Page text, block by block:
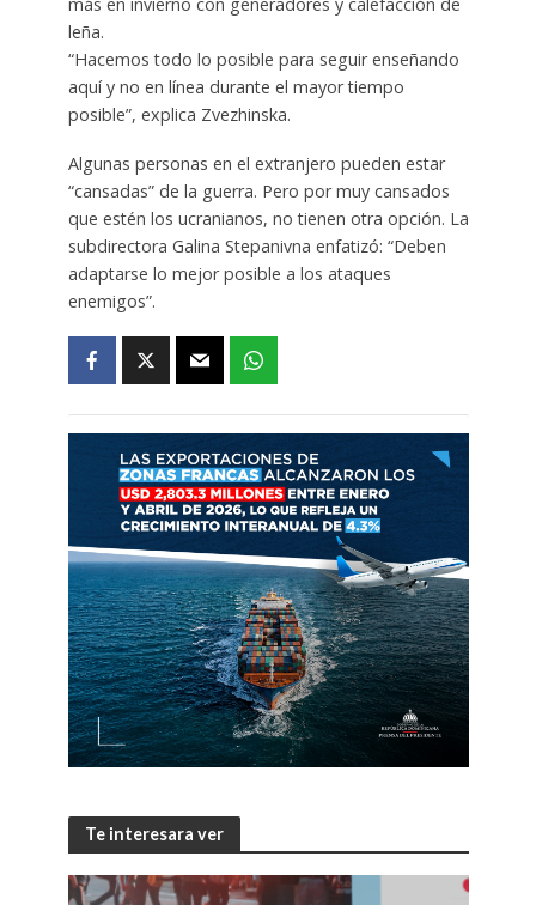
leña.
“Hacemos todo lo posible para seguir enseñando
aquí y no en línea durante el mayor tiempo
posible”, explica Zvezhinska.
Algunas personas en el extranjero pueden estar
“cansadas” de la guerra. Pero por muy cansados ​​
que estén los ucranianos, no tienen otra opción. La
subdirectora Galina Stepanivna enfatizó: “Deben
adaptarse lo mejor posible a los ataques
enemigos”.
Te interesara ver